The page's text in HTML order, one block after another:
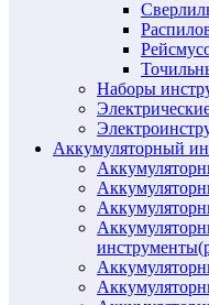
Наборы
Аккумуляторный